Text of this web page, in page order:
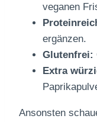
veganen
ergänzen.
Glutenfrei:
Extra
Ansonsten